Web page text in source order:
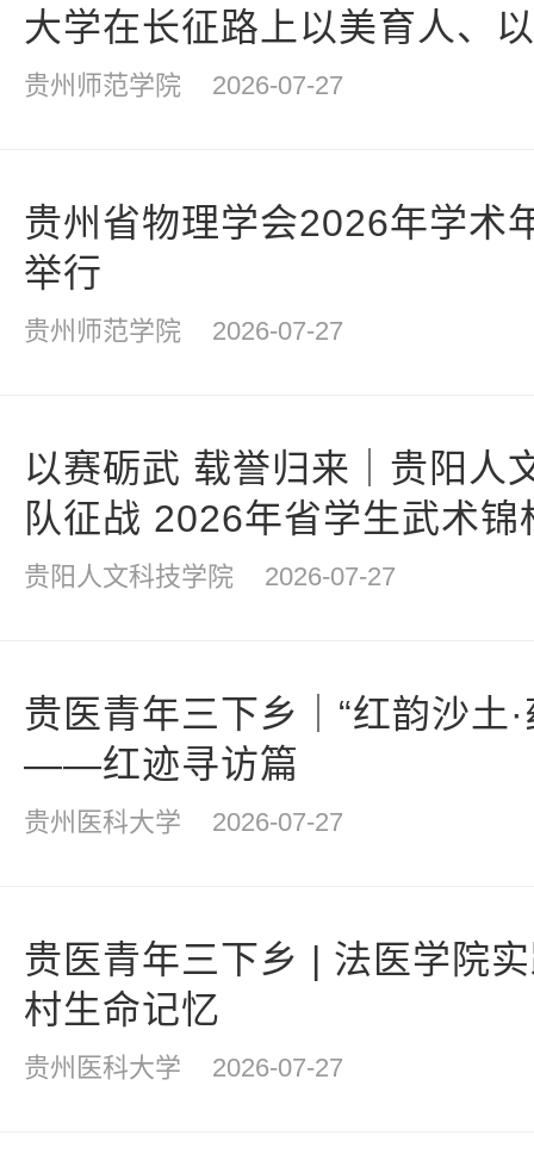
大学在长征路上以美育人、
贵州师范学院 2026-07-27
贵州省物理学会2026年学术
举行
贵州师范学院 2026-07-27
以赛砺武 载誉归来｜贵阳人
队征战 2026年省学生武术锦
贵阳人文科技学院 2026-07-27
贵医青年三下乡｜“红韵沙土
——红迹寻访篇
贵州医科大学 2026-07-27
贵医青年三下乡 | 法医学院
村生命记忆
贵州医科大学 2026-07-27